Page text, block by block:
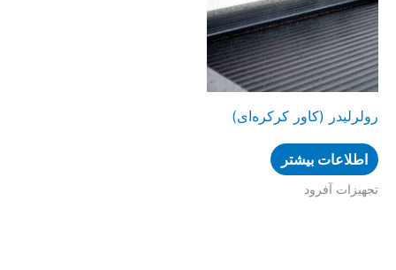
رولرلیدر (کاور کرکره‌ای)
اطلاعات بیشتر
تجهیزات آفرود